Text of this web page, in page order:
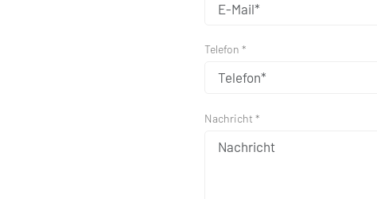
Telefon *
Nachricht *